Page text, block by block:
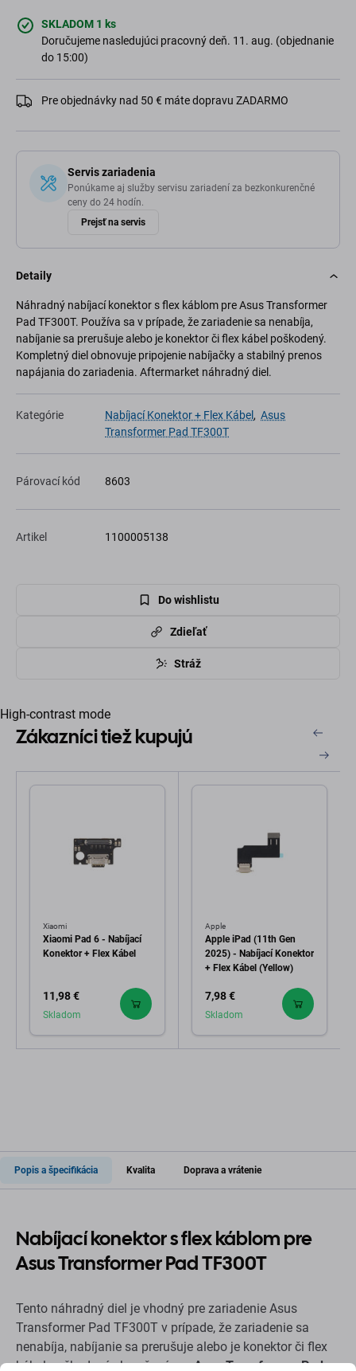
SKLADOM 1 ks
Doručujeme nasledujúci pracovný deň. 11. aug. (objednanie
do 15:00)
Pre objednávky nad 50 € máte dopravu ZADARMO
Servis zariadenia
Ponúkame aj služby servisu zariadení za bezkonkurenčné
ceny do 24 hodín.
Prejsť na servis
Detaily
Náhradný nabíjací konektor s flex káblom pre Asus Transformer
Pad TF300T. Používa sa v prípade, že zariadenie sa nenabíja,
nabíjanie sa prerušuje alebo je konektor či flex kábel poškodený.
Kompletný diel obnovuje pripojenie nabíjačky a stabilný prenos
napájania do zariadenia. Aftermarket náhradný diel.
Kategórie Nabíjací Konektor + Flex Kábel , Asus
Transformer Pad TF300T
Párovací kód 8603
Artikel 1100005138
Do wishlistu
Zdieľať
Stráž
High-contrast mode
Zákazníci tiež kupujú
Xiaomi
Xiaomi Pad 6 - Nabíjací
Konektor + Flex Kábel
11,98 €
Skladom
Apple
Apple iPad (11th Gen
2025) - Nabíjací Konektor
+ Flex Kábel (Yellow)
7,98 €
Skladom
Popis a špecifikácia Kvalita Doprava a vrátenie
Nabíjací konektor s flex káblom pre
Asus Transformer Pad TF300T
Tento náhradný diel je vhodný pre zariadenie Asus
Transformer Pad TF300T v prípade, že zariadenie sa
nenabíja, nabíjanie sa prerušuje alebo je konektor či flex
kábel poškodený. Je určený preAsus Transformer Pad